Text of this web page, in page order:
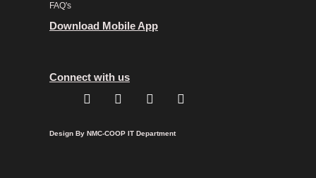
FAQ's
Download Mobile App
Connect with us
F
c
e
T
i
t
Y
t
L
Design By NMC-COOP IT Department